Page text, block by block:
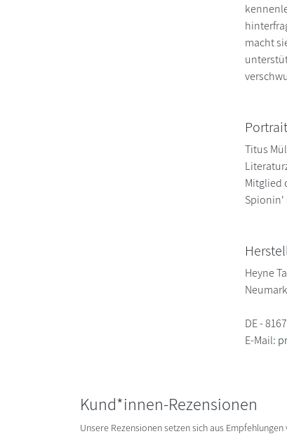
macht
Portrait
Titus
Mitglied
Spionin'
Heyne
DE -
E-Mail:
Kund*innen-Rezensionen
Unsere Rezensionen setzen sich aus